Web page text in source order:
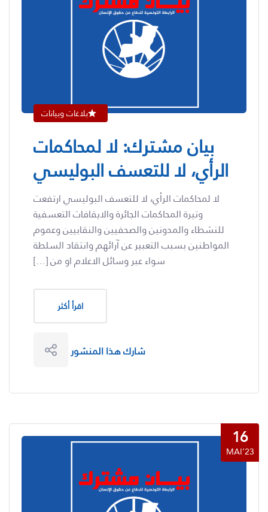
بلاغات وبيانات
بيان مشترك: لا لمحاكمات
الرأي، لا للتعسف البوليسي
لا لمحاكمات الرأي، لا للتعسف البوليسي ارتفعت
وتيرة المحاكمات الجائرة والايقافات التعسفية
للنشطاء والمدونين والصحفيين والنقابيين وعموم
المواطنين بسبب التعبير عن آرائهم وانتقاد السلطة
سواء عبر وسائل الاعلام او من […]
اقرأ أكثر
شارك هذا المنشور
16
MAI’23